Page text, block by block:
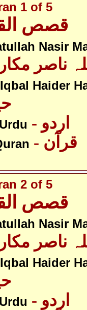
1 of 5
قصص
Nasir
ناصر
Iqbal Haider
Urdu - اردو
- قرآن
2 of 5
قصص
Nasir
ناصر
Iqbal Haider
Urdu - اردو